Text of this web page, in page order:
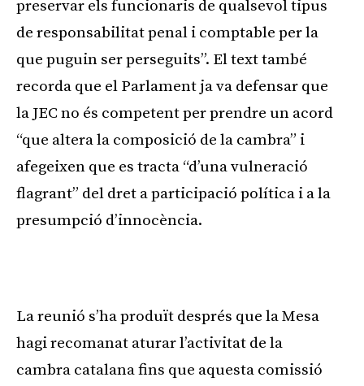
preservar els funcionaris de qualsevol tipus
de responsabilitat penal i comptable per la
que puguin ser perseguits”. El text també
recorda que el Parlament ja va defensar que
la JEC no és competent per prendre un acord
“que altera la composició de la cambra” i
afegeixen que es tracta “d’una vulneració
flagrant” del dret a participació política i a la
presumpció d’innocència.
La reunió s’ha produït després que la Mesa
hagi recomanat aturar l’activitat de la
cambra catalana fins que aquesta comissió